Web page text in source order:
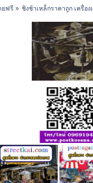
ยฟรี» ชิงช้าเหล็กราคาถูก เครื่อ